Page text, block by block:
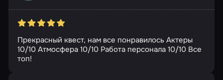
Прекрасный квест, нам все понравилось Актеры
10/10 Атмосфера 10/10 Работа персонала 10/10 Все
топ!